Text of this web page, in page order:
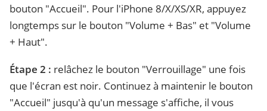
bouton "Accueil". Pour l'iPhone 8/X/XS/XR, appuyez
longtemps sur le bouton "Volume + Bas" et "Volume
+ Haut".
Étape 2 : relâchez le bouton "Verrouillage" une fois
que l'écran est noir. Continuez à maintenir le bouton
"Accueil" jusqu'à qu'un message s'affiche, il vous